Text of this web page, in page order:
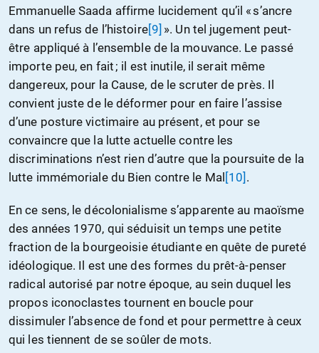
Emmanuelle Saada affirme lucidement qu’il « s’ancre
dans un refus de l’histoire[9] ». Un tel jugement peut-
être appliqué à l’ensemble de la mouvance. Le passé
importe peu, en fait ; il est inutile, il serait même
dangereux, pour la Cause, de le scruter de près. Il
convient juste de le déformer pour en faire l’assise
d’une posture victimaire au présent, et pour se
convaincre que la lutte actuelle contre les
discriminations n’est rien d’autre que la poursuite de la
lutte immémoriale du Bien contre le Mal [10] .
En ce sens, le décolonialisme s’apparente au maoïsme
des années 1970, qui séduisit un temps une petite
fraction de la bourgeoisie étudiante en quête de pureté
idéologique. Il est une des formes du prêt-à-penser
radical autorisé par notre époque, au sein duquel les
propos iconoclastes tournent en boucle pour
dissimuler l’absence de fond et pour permettre à ceux
qui les tiennent de se soûler de mots.